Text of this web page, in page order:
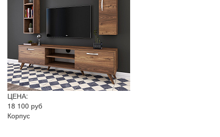
ЦЕНА:
18 100 руб
Корпус